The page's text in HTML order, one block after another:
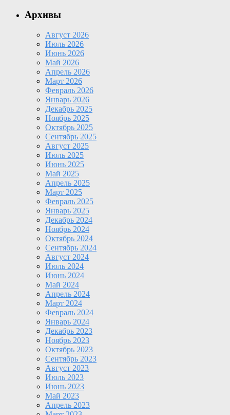
Архивы
Август 2026
Июль 2026
Июнь 2026
Май 2026
Апрель 2026
Март 2026
Февраль 2026
Январь 2026
Декабрь 2025
Ноябрь 2025
Октябрь 2025
Сентябрь 2025
Август 2025
Июль 2025
Июнь 2025
Май 2025
Апрель 2025
Март 2025
Февраль 2025
Январь 2025
Декабрь 2024
Ноябрь 2024
Октябрь 2024
Сентябрь 2024
Август 2024
Июль 2024
Июнь 2024
Май 2024
Апрель 2024
Март 2024
Февраль 2024
Январь 2024
Декабрь 2023
Ноябрь 2023
Октябрь 2023
Сентябрь 2023
Август 2023
Июль 2023
Июнь 2023
Май 2023
Апрель 2023